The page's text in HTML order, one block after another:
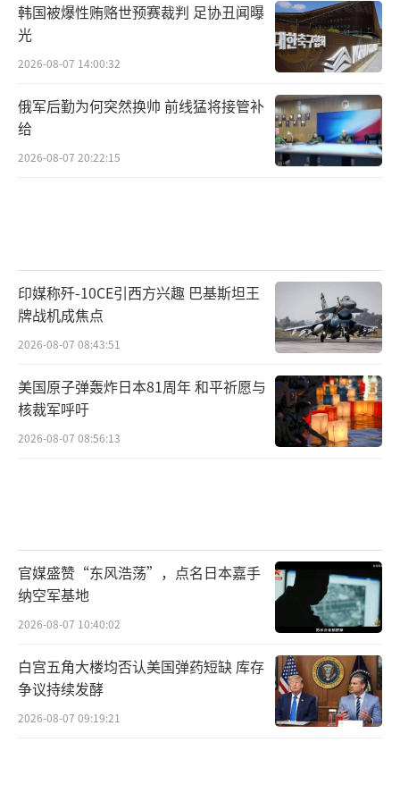
韩国被爆性贿赂世预赛裁判 足协丑闻曝
光
2026-08-07 14:00:32
俄军后勤为何突然换帅 前线猛将接管补
给
2026-08-07 20:22:15
印媒称歼-10CE引西方兴趣 巴基斯坦王
牌战机成焦点
2026-08-07 08:43:51
美国原子弹轰炸日本81周年 和平祈愿与
核裁军呼吁
2026-08-07 08:56:13
官媒盛赞“东风浩荡”，点名日本嘉手
纳空军基地
2026-08-07 10:40:02
白宫五角大楼均否认美国弹药短缺 库存
争议持续发酵
2026-08-07 09:19:21